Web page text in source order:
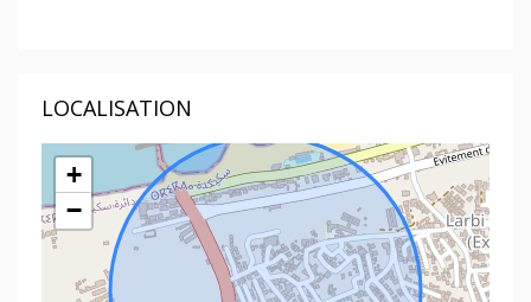
LOCALISATION
+
−